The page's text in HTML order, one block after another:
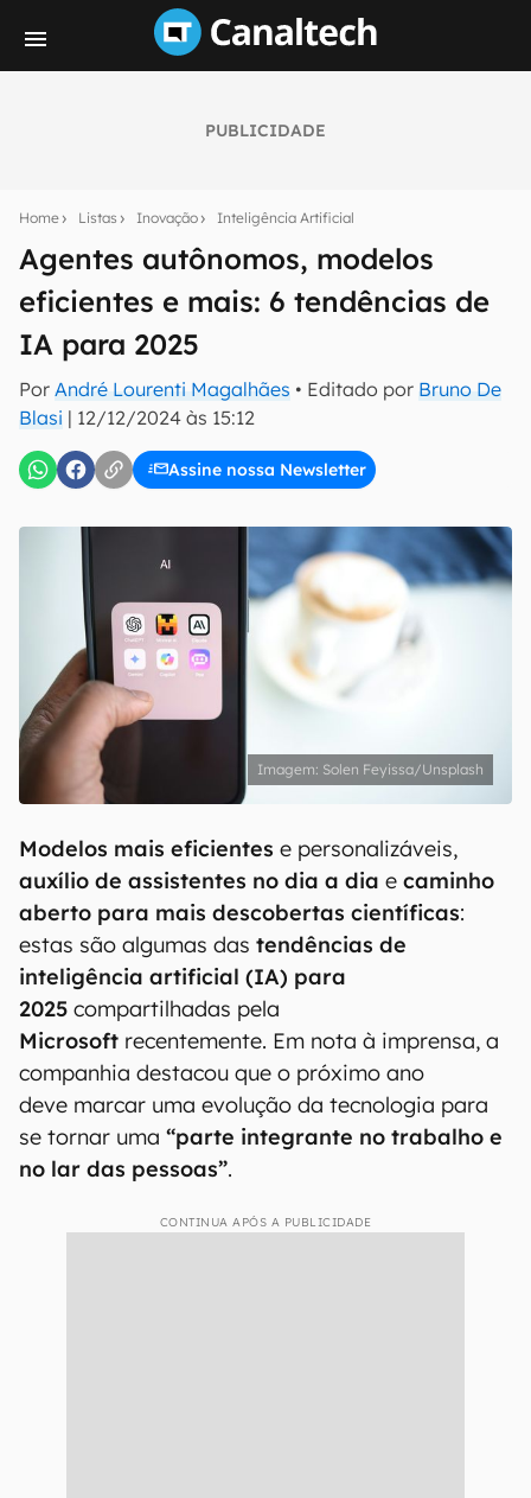
PUBLICIDADE
Home Listas Inovação Inteligência Artificial
Agentes autônomos, modelos
eficientes e mais: 6 tendências de
IA para 2025
Por André Lourenti Magalhães • Editado por Bruno De
Blasi | 12/12/2024 às 15:12
Assine nossa Newsletter
notícias e reviews sobre tecnologia em primeira
mão.
E-mail
inscreva-se
Confirmo que li, aceito e concordo com os Termos de
Uso e Política de Privacidade do Canaltech.
Solen Feyissa/Unsplash
Modelos mais eficientes e personalizáveis,
auxílio de assistentes no dia a dia e caminho
aberto para mais descobertas científicas:
estas são algumas das tendências de
inteligência artificial (IA) para
2025 compartilhadas pela
Microsoft recentemente. Em nota à imprensa, a
companhia destacou que o próximo ano
deve marcar uma evolução da tecnologia para
se tornar uma “parte integrante no trabalho e
no lar das pessoas”.
CONTINUA APÓS A PUBLICIDADE